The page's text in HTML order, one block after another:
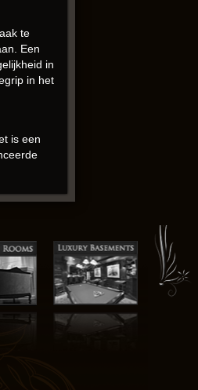
te
Een
in
in het
is een
en
verhaal
van